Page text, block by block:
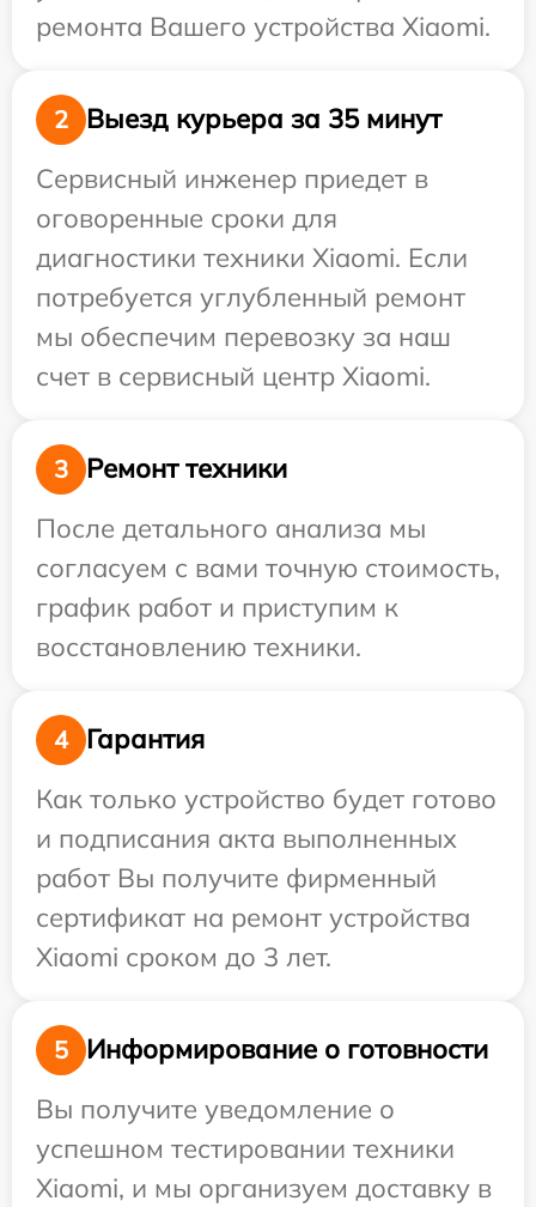
ремонта Вашего устройства Xiaomi.
2
Выезд курьера за 35 минут
Сервисный инженер приедет в
оговоренные сроки для
диагностики техники Xiaomi. Если
потребуется углубленный ремонт
мы обеспечим перевозку за наш
счет в сервисный центр Xiaomi.
3
Ремонт техники
После детального анализа мы
согласуем с вами точную стоимость,
график работ и приступим к
восстановлению техники.
4
Гарантия
Как только устройство будет готово
и подписания акта выполненных
работ Вы получите фирменный
сертификат на ремонт устройства
Xiaomi сроком до 3 лет.
5
Информирование о готовности
Вы получите уведомление о
успешном тестировании техники
Xiaomi, и мы организуем доставку в